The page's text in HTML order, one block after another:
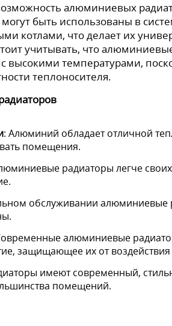
алюминиевых
быть использованы в
котлами, что делает их
учитывать, что
высокими температурами,
теплоносителя.
: Алюминий обладает отличной
помещения.
радиаторы легче
обслуживании алюминиевые
алюминиевые
защищающее их от воздействия
имеют современный,
помещений.